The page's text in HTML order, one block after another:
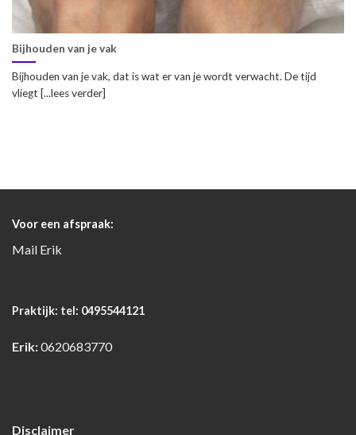
Bijhouden van je vak
Bijhouden van je vak, dat is wat er van je wordt verwacht. De tijd
vliegt [...lees verder]
Voor een afspraak:
Mail Erik
Praktijk: tel: 0495544121
Erik:0620683770
Disclaimer